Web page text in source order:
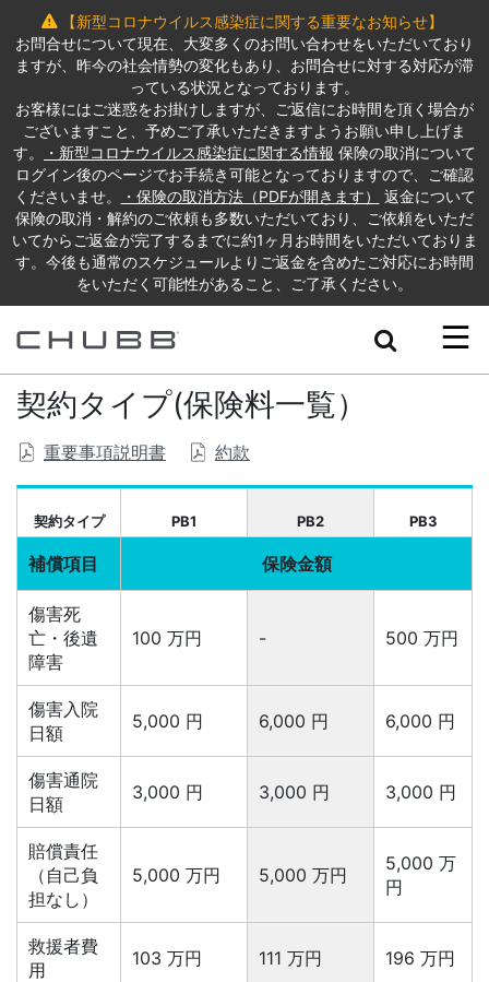
【新型コロナウイルス感染症に関する重要なお知らせ】
お問合せについて現在、大変多くのお問い合わせをいただいており
ますが、昨今の社会情勢の変化もあり、お問合せに対する対応が滞
っている状況となっております。
お客様にはご迷惑をお掛けしますが、ご返信にお時間を頂く場合が
ございますこと、予めご了承いただきますようお願い申し上げま
す。
・新型コロナウイルス感染症に関する情報 保険の取消について
ログイン後のページでお手続き可能となっておりますので、ご確認
くださいませ。
・保険の取消方法（PDFが開きます）
返金について
保険の取消・解約のご依頼も多数いただいており、ご依頼をいただ
いてからご返金が完了するまでに約1ヶ月お時間をいただいておりま
す。今後も通常のスケジュールよりご返金を含めたご対応にお時間
をいただく可能性があること、ご了承ください。
Search
契約タイプ(保険料一覧）
重要事項説明書 約款
契約タイプ PB1 PB2 PB3
補償項目 保険金額
傷害死
亡・後遺
障害
100 万円 - 500 万円
傷害入院
日額
5,000 円 6,000 円 6,000 円
傷害通院
日額
3,000 円 3,000 円 3,000 円
賠償責任
（自己負
担なし）
5,000 万円 5,000 万円
5,000 万
円
救援者費
用
103 万円 111 万円 196 万円